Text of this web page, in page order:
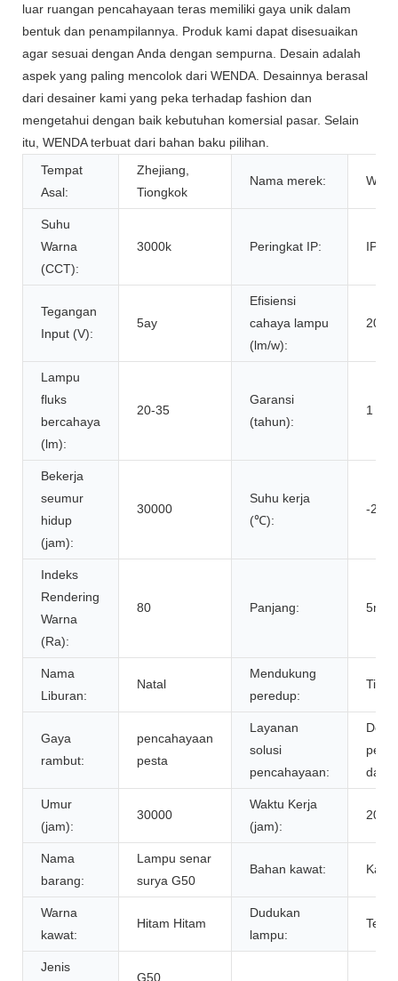
luar ruangan pencahayaan teras memiliki gaya unik dalam
bentuk dan penampilannya. Produk kami dapat disesuaikan
agar sesuai dengan Anda dengan sempurna. Desain adalah
aspek yang paling mencolok dari WENDA. Desainnya berasal
dari desainer kami yang peka terhadap fashion dan
mengetahui dengan baik kebutuhan komersial pasar. Selain
itu, WENDA terbuat dari bahan baku pilihan.
Tempat
Asal:
Zhejiang,
Tiongkok
Nama merek:
Suhu
Warna
(CCT):
3000k Peringkat IP: IP44
Tegangan
Input (V):
5ay
Efisiensi
cahaya lampu
(lm/w):
20
Lampu
fluks
bercahaya
(lm):
20-35
Garansi
(tahun):
1
Bekerja
seumur
hidup
(jam):
30000
Suhu kerja
(℃):
-20-
Indeks
Rendering
Warna
(Ra):
80 Panjang: 5m,
Nama
Liburan:
Natal
Mendukung
peredup:
Gaya
rambut:
pencahayaan
pesta
Layanan
solusi
pencahayaan:
dan
Umur
(jam):
30000
Waktu Kerja
(jam):
Nama
barang:
Lampu senar
surya G50
Bahan kawat:
Warna
kawat:
Hitam Hitam
Dudukan
lampu:
Tetap
Jenis
G50